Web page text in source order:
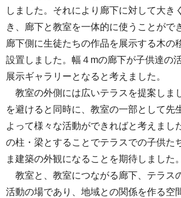
しました。それにより廊下に対して大き
き、廊下と教室を一体的に使うことがで
廊下側に生徒たちの作品を展示する木の
設置しました。幅４mの廊下が子供達の
展示ギャラリーとなると考えました。
教室の外側には広いテラスを提案しま
を避けると同時に、教室の一部として先
よって様々な活動ができればと考えまし
の柱・梁とすることでテラスでの子供た
ま建築の外観になることを期待しました。
教室と、教室につながる廊下、テラス
活動の場であり、地域との関係を作る空